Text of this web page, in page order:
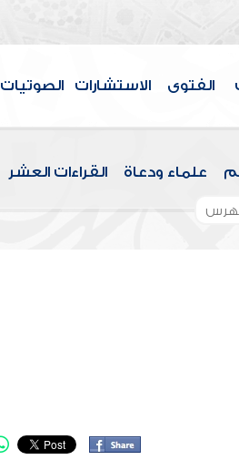
الفتوى الاستشارات الصوتيات
علماء ودعاة القراءات العشر